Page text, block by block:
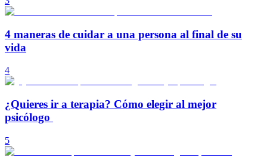
4 maneras de cuidar a una persona al final de su
vida
4
¿Quieres ir a terapia? Cómo elegir al mejor
psicólogo
5